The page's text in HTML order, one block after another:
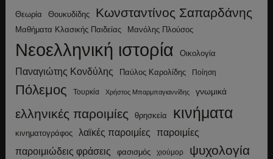
Θεωρία Θουκυδίδης Κωνσταντίνος Σαπαρδάνης
Μαθήματα Κλασικής Παιδείας Μανόλης Πλούσος
Νεοελληνική ιστορία Οικολογία
Παναγιώτης Κονδύλης Παύλος Καρολίδης Ποίηση
Πόλεμος Τουρκία Χρήστος Μπαρμπαγιαννίδης γνωμικά
ελληνικές παροιμίες θρησκεία κινήματα
κινηματογράφος λαϊκές παροιμίες παροιμίες
παροιμιώδεις φράσεις φασισμός χιούμορ ψυχολογία